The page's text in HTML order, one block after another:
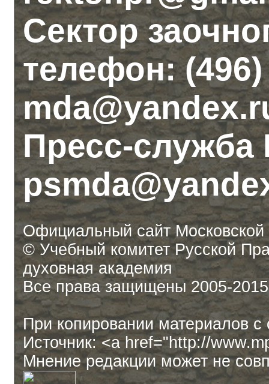
Сектор
телефон:
Пресс-
Официальный сайт Московской
© Учебный комитет Русской
духовная академия
Все права защищены 2005-2015
При копировании материалов
Источник: <a href="http://
Мнение редакции может не